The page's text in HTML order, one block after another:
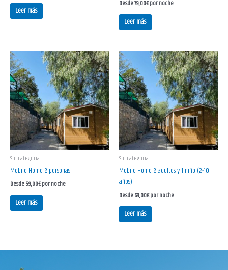
Leer más
Desde79,00€por noche
Leer más
Sin categoría
Mobile Home 2 personas
Desde59,00€por noche
Leer más
Sin categoría
Mobile Home 2 adultos y 1 niño (2-10
años)
Desde69,00€por noche
Leer más